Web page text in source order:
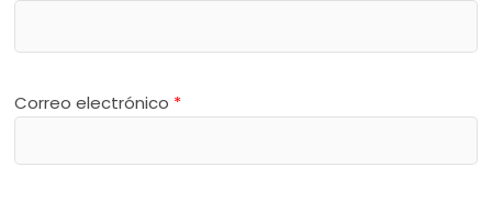
Correo electrónico *